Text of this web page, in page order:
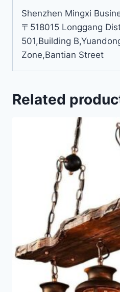
Shenzhen Mingxi
〒518015 Longgang
501,Building
Zone,Bantian Street
Related